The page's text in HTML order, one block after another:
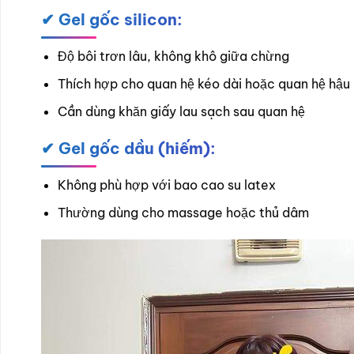
✔ Gel gốc silicon:
Độ bôi trơn lâu, không khô giữa chừng
Thích hợp cho quan hệ kéo dài hoặc quan hệ hậu
Cần dùng khăn giấy lau sạch sau quan hệ
✔ Gel gốc dầu (hiếm):
Không phù hợp với bao cao su latex
Thường dùng cho massage hoặc thủ dâm